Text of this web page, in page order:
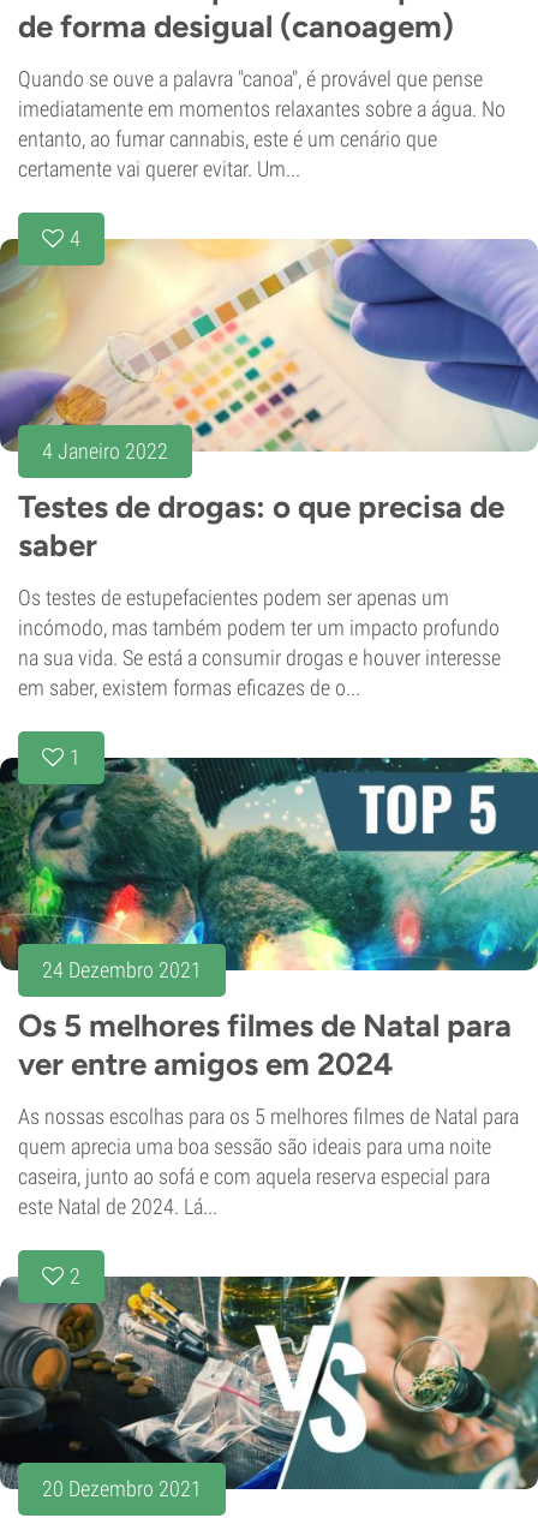
de forma desigual (canoagem)
Quando se ouve a palavra "canoa", é provável que pense
imediatamente em momentos relaxantes sobre a água. No
entanto, ao fumar cannabis, este é um cenário que
certamente vai querer evitar. Um...
4
4 Janeiro 2022
Testes de drogas: o que precisa de
saber
Os testes de estupefacientes podem ser apenas um
incómodo, mas também podem ter um impacto profundo
na sua vida. Se está a consumir drogas e houver interesse
em saber, existem formas eficazes de o...
1
24 Dezembro 2021
Os 5 melhores filmes de Natal para
ver entre amigos em 2024
As nossas escolhas para os 5 melhores filmes de Natal para
quem aprecia uma boa sessão são ideais para uma noite
caseira, junto ao sofá e com aquela reserva especial para
este Natal de 2024. Lá...
2
20 Dezembro 2021